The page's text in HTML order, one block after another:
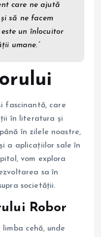
care ne ajută
să ne facem
un înlocuitor
umane.”
fascinantă, care
în literatura și
în zilele noastre,
a aplicațiilor sale în
vom explora
sa în
societății.
Robor
limba cehă, unde